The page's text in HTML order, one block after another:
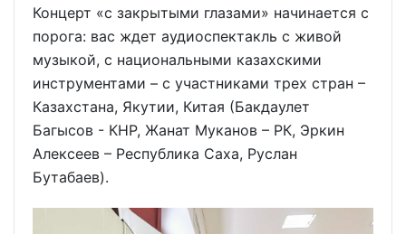
Концерт «с закрытыми глазами» начинается с
порога: вас ждет аудиоспектакль с живой
музыкой, с национальными казахскими
инструментами – с участниками трех стран –
Казахстана, Якутии, Китая (Бакдаулет
Багысов - КНР, Жанат Муканов – РК, Эркин
Алексеев – Республика Саха, Руслан
Бутабаев).